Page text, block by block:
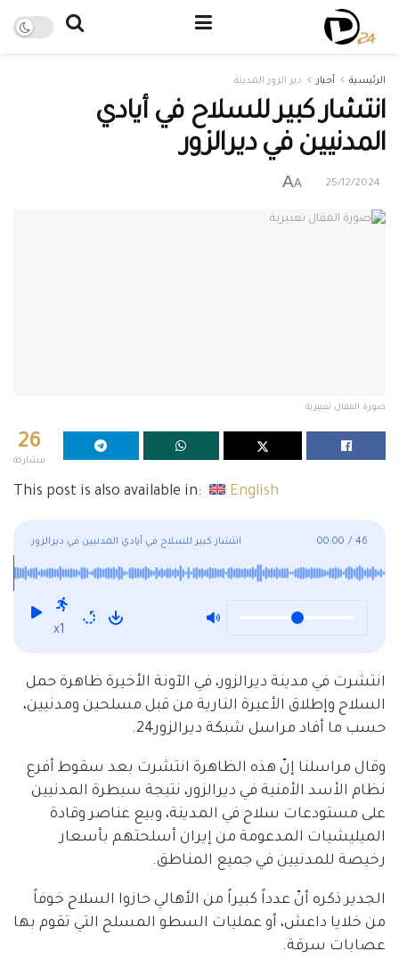
الرئيسية أخبار دير الزور المدينة
انتشار كبير للسلاح في أيادي
المدنيين في ديرالزور
25/12/2024
A
A
صورة المقال تعبيرية
26
مشاركة
This post is also available in: English
انتشار كبير للسلاح في أيادي المدنيين في ديرالزور 00:00 / 46
x1
انتشرت في مدينة ديرالزور، في الآونة الأخيرة ظاهرة حمل
السلاح وإطلاق الأعيرة النارية من قبل مسلحين ومدنيين،
حسب ما أفاد مراسل شبكة ديرالزور24.
وقال مراسلنا إنّ هذه الظاهرة انتشرت بعد سقوط أفرع
نظام الأسد الأمنية في ديرالزور، نتيجة سيطرة المدنيين
على مستودعات سلاح في المدينة، وبيع عناصر وقادة
الميليشيات المدعومة من إيران أسلحتهم بأسعار
رخيصة للمدنيين في جميع المناطق.
الجدير ذكره أنّ عدداً كبيراً من الأهالي حازوا السلاح خوفاً
من خلايا داعش، أو عمليات السطو المسلح التي تقوم بها
عصابات سرقة.